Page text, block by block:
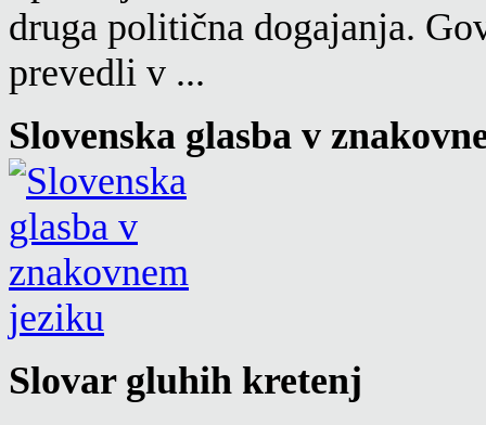
druga politična dogajanja.
prevedli v ...
Slovenska glasba v
Slovar gluhih kretenj